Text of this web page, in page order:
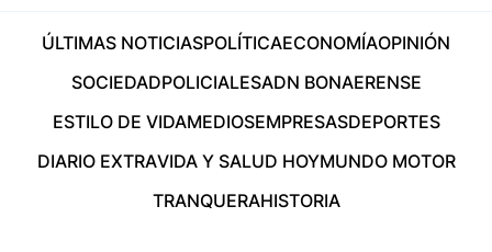
ÚLTIMAS NOTICIASPOLÍTICAECONOMÍAOPINIÓN
SOCIEDADPOLICIALESADN BONAERENSE
ESTILO DE VIDAMEDIOSEMPRESASDEPORTES
DIARIO EXTRAVIDA Y SALUD HOYMUNDO MOTOR
TRANQUERAHISTORIA